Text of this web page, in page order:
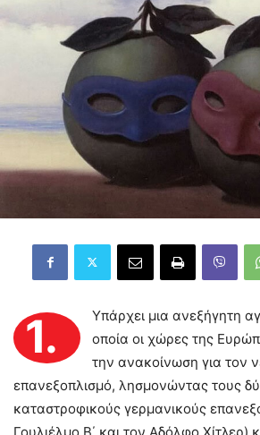
1.
Υπάρχει μια ανεξήγητη
οποία οι χώρες της
την ανακοίνωση για τον
επανεξοπλισμό, λησμονώντας τους
καταστροφικούς γερμανικούς
Γουλιέλμο Β΄ και τον Αδόλφο Χίτλερ)